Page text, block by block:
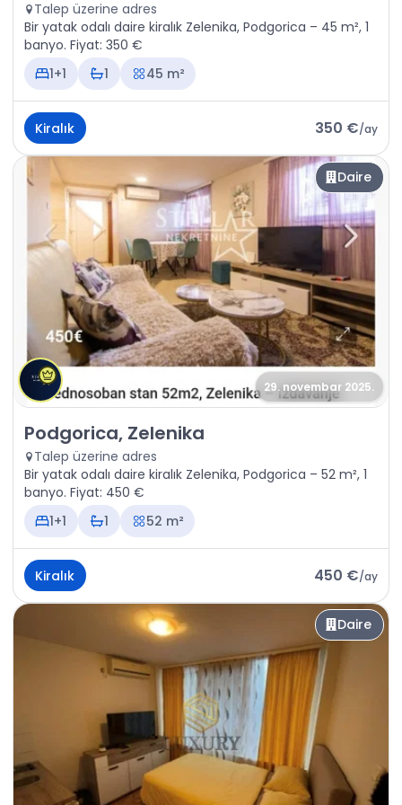
Talep üzerine adres
Bir yatak odalı daire kiralık Zelenika, Podgorica – 45 m², 1
banyo. Fiyat: 350 €
1+1
1 45 m²
Kiralık 350 €/ay
Daire
29. novembar 2025.
Kiralık - Daire Podgorica, Zelenika
Podgorica, Zelenika
Talep üzerine adres
Bir yatak odalı daire kiralık Zelenika, Podgorica – 52 m², 1
banyo. Fiyat: 450 €
1+1
1 52 m²
Kiralık 450 €/ay
Daire